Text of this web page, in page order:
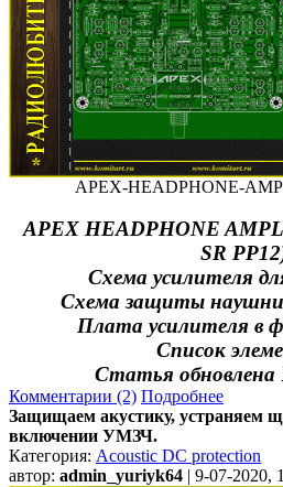
APEX-HEADPHONE-
APEX HEADPHONE
SR
Схема усилителя
Схема защиты
Плата усилителя в
Список
Статья обновлена
Комментарии (2) Подробнее
Защищаем акустику, устраняем
включении УМЗЧ.
Категория: Acoustic DC protection
автор: admin_yuriyk64 | 9-07-2020,